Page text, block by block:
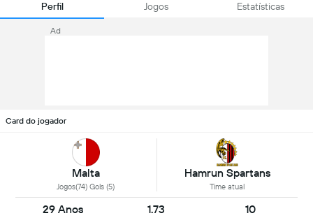
Perfil Jogos Estatísticas
Ad
Card do jogador
Malta
Jogos(74) Gols (5)
Hamrun Spartans
Time atual
29 Anos 1.73 10